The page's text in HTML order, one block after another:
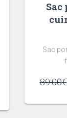
Sac
Sac
89.00€